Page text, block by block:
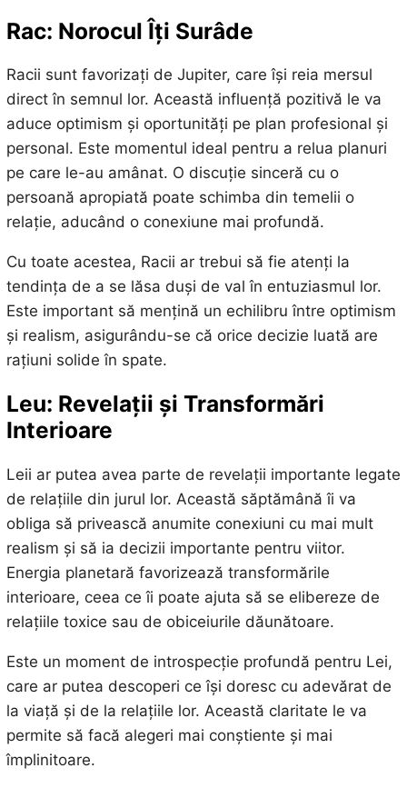
Rac: Norocul Îți Surâde
Racii sunt favorizați de Jupiter, care își reia mersul
direct în semnul lor. Această influență pozitivă le va
aduce optimism și oportunități pe plan profesional și
personal. Este momentul ideal pentru a relua planuri
pe care le-au amânat. O discuție sinceră cu o
persoană apropiată poate schimba din temelii o
relație, aducând o conexiune mai profundă.
Cu toate acestea, Racii ar trebui să fie atenți la
tendința de a se lăsa duși de val în entuziasmul lor.
Este important să mențină un echilibru între optimism
și realism, asigurându-se că orice decizie luată are
rațiuni solide în spate.
Leu: Revelații și Transformări
Interioare
Leii ar putea avea parte de revelații importante legate
de relațiile din jurul lor. Această săptămână îi va
obliga să privească anumite conexiuni cu mai mult
realism și să ia decizii importante pentru viitor.
Energia planetară favorizează transformările
interioare, ceea ce îi poate ajuta să se elibereze de
relațiile toxice sau de obiceiurile dăunătoare.
Este un moment de introspecție profundă pentru Lei,
care ar putea descoperi ce își doresc cu adevărat de
la viață și de la relațiile lor. Această claritate le va
permite să facă alegeri mai conștiente și mai
împlinitoare.